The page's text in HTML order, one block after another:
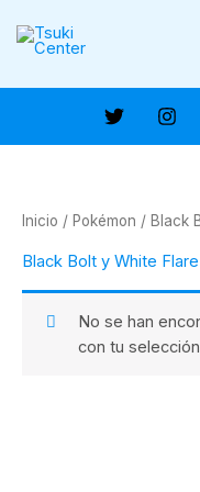
Inicio / Pokémon / Black
Black Bolt y White Flare
No se han
con tu